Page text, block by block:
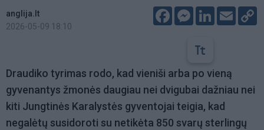
anglija.lt
2026-05-09 18:10
FacebookMessenger
LinkedIn
Email
Draudiko tyrimas rodo, kad vieniši arba po vieną
gyvenantys žmonės daugiau nei dvigubai dažniau nei
kiti Jungtinės Karalystės gyventojai teigia, kad
negalėtų susidoroti su netikėta 850 svarų sterlingų